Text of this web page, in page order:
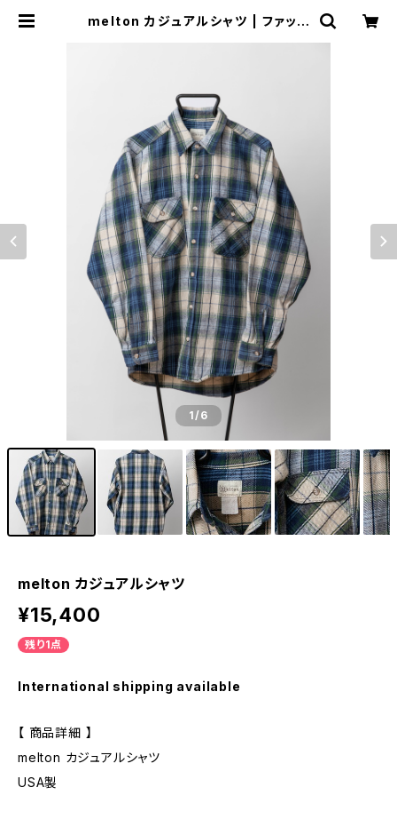
melton カジュアルシャツ | ファッシ
1/6
melton カジュアルシャツ
¥15,400
残り1点
International shipping available
【 商品詳細 】
melton カジュアルシャツ
USA製